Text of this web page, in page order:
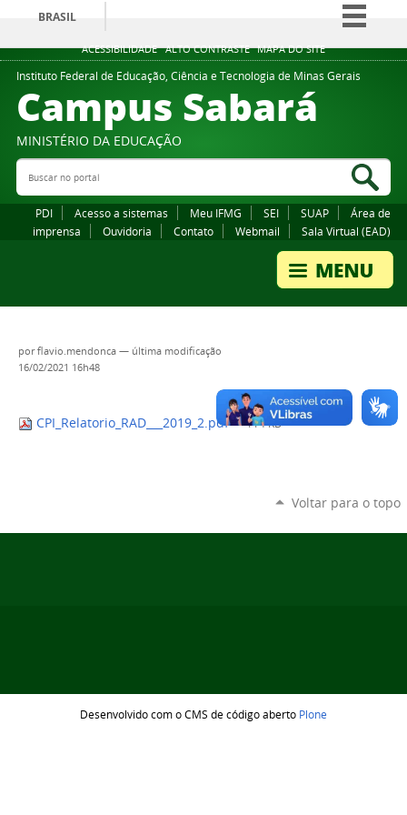
ACESSIBILIDADE ALTO CONTRASTE MAPA DO SITE
BRASIL
Simplifique!
Comunica BR
Participe
Legislação
Instituto Federal de Educação, Ciência e Tecnologia de Minas Gerais
Campus Sabará
MINISTÉRIO DA EDUCAÇÃO
Buscar no portal
PDI Acesso a sistemas Meu IFMG SEI SUAP
Área de
imprensa
Ouvidoria Contato Webmail Sala Virtual (EAD)
porflavio.mendonca — última modificação
16/02/2021 16h48
CPI_Relatorio_RAD___2019_2.pdf— 114 KB
Voltar para o topo
Desenvolvido com o CMS de código aberto Plone